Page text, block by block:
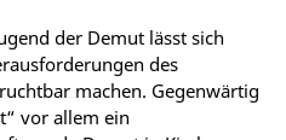
der Demut lässt sich
des
machen. Gegenwärtig
vor allem ein